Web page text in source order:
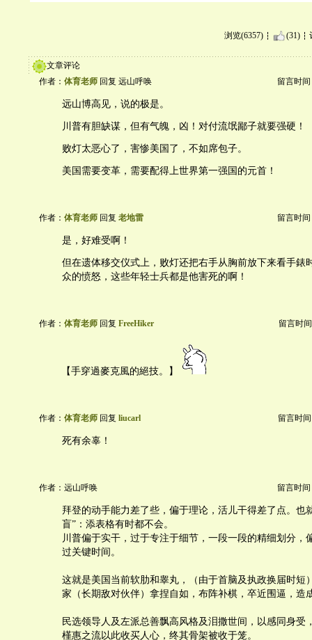
浏览(6357) (31)
文章评论
作者： 体育老师 回复 远山呼唤 留言时间
远山博高见，说的极是。
川普有胆缺谋，但有气魄，凶！对付流氓鄙子就要强硬！
败灯太恶心了，害惨美国了，不如席包子。
美国需要变革，需要配得上世界第一强国的元首！
作者： 体育老师 回复 老地雷 留言时间
是，好难受啊！
但在遗体移交仪式上，败灯还把右手从胸前放下来看手錶
众的愤怒，这些年轻士兵都是他害死的啊！
作者： 体育老师 回复 FreeHiker 留言时
【手穿過麥克風的絕技。】
作者： 体育老师 回复 liucarl 留言时间
死有余辜！
作者：远山呼唤 留言时间
拜登的动手能力差了些，偏于理论，活儿干得差了点。也
盲”：添表格有时都不会。
川普偏于实干，过于专注于细节，一段一段的精细划分，
过关键时间。
这就是美国当前软肋和睾丸，（由于首脑及执政换届时短
家（长期敌对伙伴）拿捏自如，布阵补棋，卒近围逼，造
民选领导人及左派总善飘高风格及泪撒世间，以感同身受
槿惠之流以此收买人心，终其骨架被收于笼。